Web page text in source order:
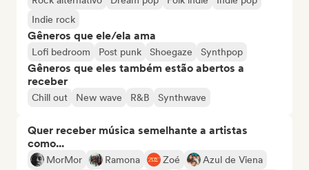
Indie rock
Gêneros que ele/ela ama
Lofi bedroom Post punk Shoegaze Synthpop
Gêneros que eles também estão abertos a
receber
Chill out New wave R&B Synthwave
Quer receber música semelhante a artistas
como...
MorMor Ramona Zoé
Azul de Viena